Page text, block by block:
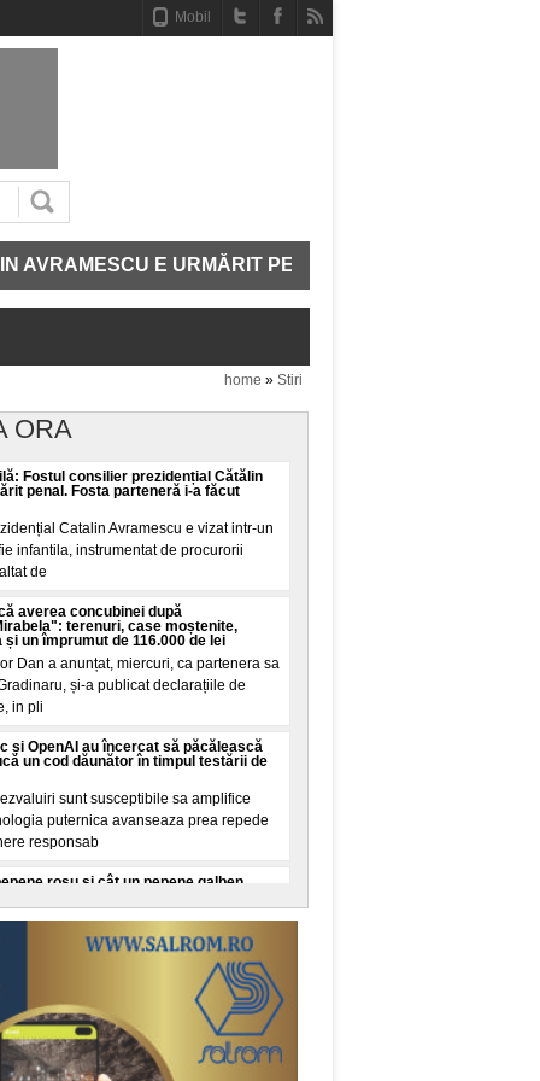
Mobil
E URMĂRIT PENAL. FOSTA PARTENERĂ I-A
home » Stiri
ORA
Fostul consilier prezidențial Cătălin
penal. Fosta parteneră i-a făcut
Catalin Avramescu e vizat intr-un
infantila, instrumentat de procurorii
de
averea concubinei după
terenuri, case moștenite,
un împrumut de 116.000 de lei
Dan a anunțat, miercuri, ca partenera sa
și-a publicat declarațiile de
in pli
și OpenAI au încercat să păcălească
un cod dăunător în timpul testării de
sunt susceptibile sa amplifice
puternica avanseaza prea repede
responsab
roșu și cât un pepene galben.
pentru doi pepeni, unul roșu și unul
O cana de zahar ar insemna 200
sunt unit
consumat centrele de date din Europa
puterea totala instalata a tuturor
Germania, Austria, Ungaria, Slovacia și